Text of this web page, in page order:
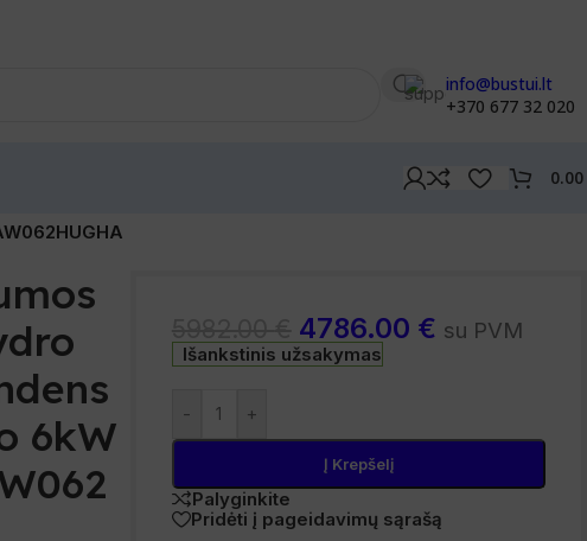
info@bustui.lt
+370 677 32 020
0.00
6kW
4786.00 € su PVM
Išankstinis užsakymas
- +
Į Krepšelį
Palyginkite
Pridėti į pageidavimų sąrašą